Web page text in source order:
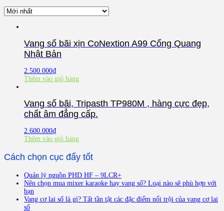
Vang số bãi xịn CoNextion A99 Cổng Quang
Nhật Bản
2.500.000₫
Thêm vào giỏ hàng
Vang số bãi, Tripasth TP980M , hàng cực đẹp,
chất âm đẳng cấp.
2.600.000₫
Thêm vào giỏ hàng
Cách chọn cục đẩy tốt
Quản lý nguồn PHD HF – 9LCR+
Nên chọn mua mixer karaoke hay vang số? Loại nào sẽ phù hợp với
bạn
Vang cơ lai số là gì? Tất tần tật các đặc điểm nổi trội của vang cơ lai
số